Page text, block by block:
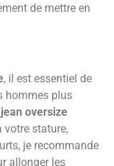
de mettre en
, il est essentiel de
hommes plus
jean oversize
votre stature,
je recommande
allonger les